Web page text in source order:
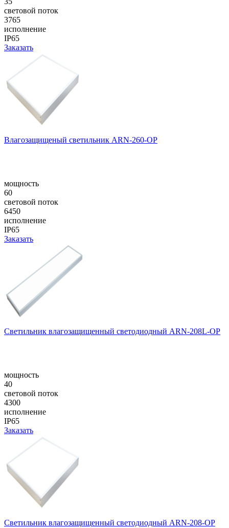
световой поток
3765
исполнение
IP65
Заказать
Влагозащищеный светильник ARN-260-OP
мощность
60
световой поток
6450
исполнение
IP65
Заказать
Cветильник влагозащищенный светодиодный ARN-208L-OP
мощность
40
световой поток
4300
исполнение
IP65
Заказать
Cветильник влагозащищенный светодиодный ARN-208-OP